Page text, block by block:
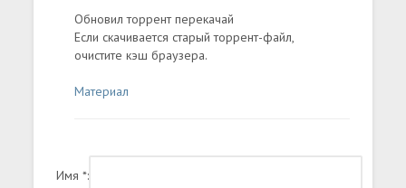
Обновил торрент перекачай
Если скачивается старый торрент-файл,
очистите кэш браузера.
Материал
Имя *: